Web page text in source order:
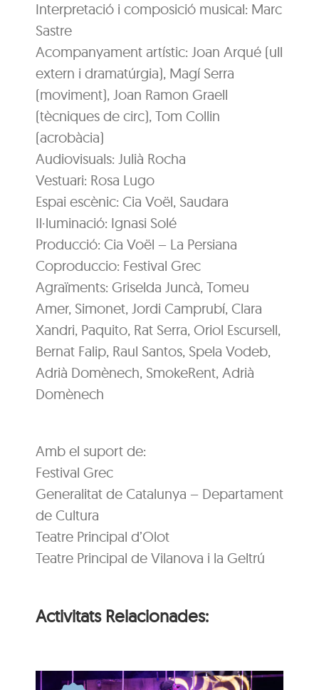
Interpretació i composició musical: Marc
Sastre
Acompanyament artístic: Joan Arqué (ull
extern i dramatúrgia), Magí Serra
(moviment), Joan Ramon Graell
(tècniques de circ), Tom Collin
(acrobàcia)
Audiovisuals: Julià Rocha
Vestuari: Rosa Lugo
Espai escènic: Cia Voël, Saudara
Il·luminació: Ignasi Solé
Producció: Cia Voël – La Persiana
Coproduccio: Festival Grec
Agraïments: Griselda Juncà, Tomeu
Amer, Simonet, Jordi Camprubí, Clara
Xandri, Paquito, Rat Serra, Oriol Escursell,
Bernat Falip, Raul Santos, Spela Vodeb,
Adrià Domènech, SmokeRent, Adrià
Domènech
Amb el suport de:
Festival Grec
Generalitat de Catalunya – Departament
de Cultura
Teatre Principal d’Olot
Teatre Principal de Vilanova i la Geltrú
Activitats Relacionades: